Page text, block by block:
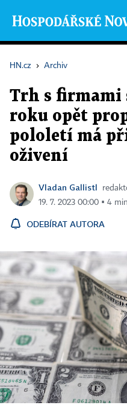
HN.cz › Archiv
Trh s firmami
roku opět
pololetí má
oživení
Vladan Gallistl
19. 7. 2023 00:00 ▪ 4
ODEBÍRAT AUTORA